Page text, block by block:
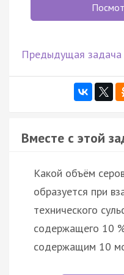
Предыдущая задача
Вместе с этой
Какой объём
образуется при
технического
содержащего 10
содержащим 10